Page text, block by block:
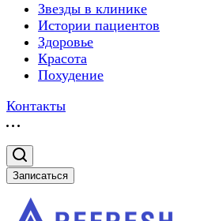
Звезды в клинике
Истории пациентов
Здоровье
Красота
Похудение
Контакты
Записаться